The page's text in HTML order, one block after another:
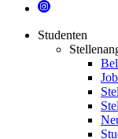
Studenten